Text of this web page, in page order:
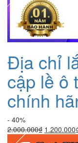
Địa chỉ
cập lề ô
chính
- 40%
2.000.000₫ Giá
1.200.000